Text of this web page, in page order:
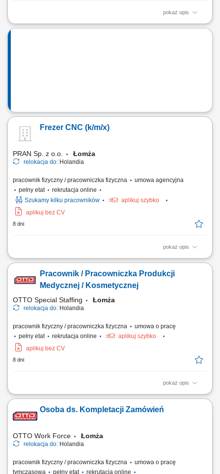
pokaż opis
Zakres obowiązków: Telefoniczny kontakt z klientami zainteresowanymi
Frezer CNC (k/m/x)
PRAN Sp. z o.o. Łomża
relokacja do: Holandia
pracownik fizyczny / pracowniczka fizyczna
umowa agencyjna
pełny etat
rekrutacja online
Szukamy kilku pracowników
aplikuj szybko
aplikuj bez CV
8 dni
pokaż opis
To będziesz robić: przygotowywać i ustawiać maszyny CNC (Waldrich/
detale; nadzorować pracę zautomatyzowanych maszyn CNC;
kontrolować jakość wykonywanych elementów; dbać o płynność i
Pracownik / Pracowniczka Produkcji
Medycznej / Kosmetycznej
OTTO Special Staffing Łomża
relokacja do: Holandia
pracownik fizyczny / pracowniczka fizyczna
umowa o pracę
pełny etat
rekrutacja online
aplikuj szybko
aplikuj bez CV
8 dni
pokaż opis
Opis stanowiska Pakowanie i przygotowanie produktów do dalszej
obowiązującymi procedurami jakościowymi; Kontrola poprawności
procesu pakowania i zgodności produktów; Przygotowywanie
Osoba ds. Kompletacji Zamówień
OTTO Work Force Łomża
relokacja do: Holandia
pracownik fizyczny / pracowniczka fizyczna
umowa o pracę
tymczasową
pełny etat
rekrutacja online